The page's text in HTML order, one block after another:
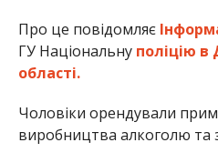
Про це повідомляє
ГУ Національну поліцію в
області.
Чоловіки орендували
виробництва алкоголю та